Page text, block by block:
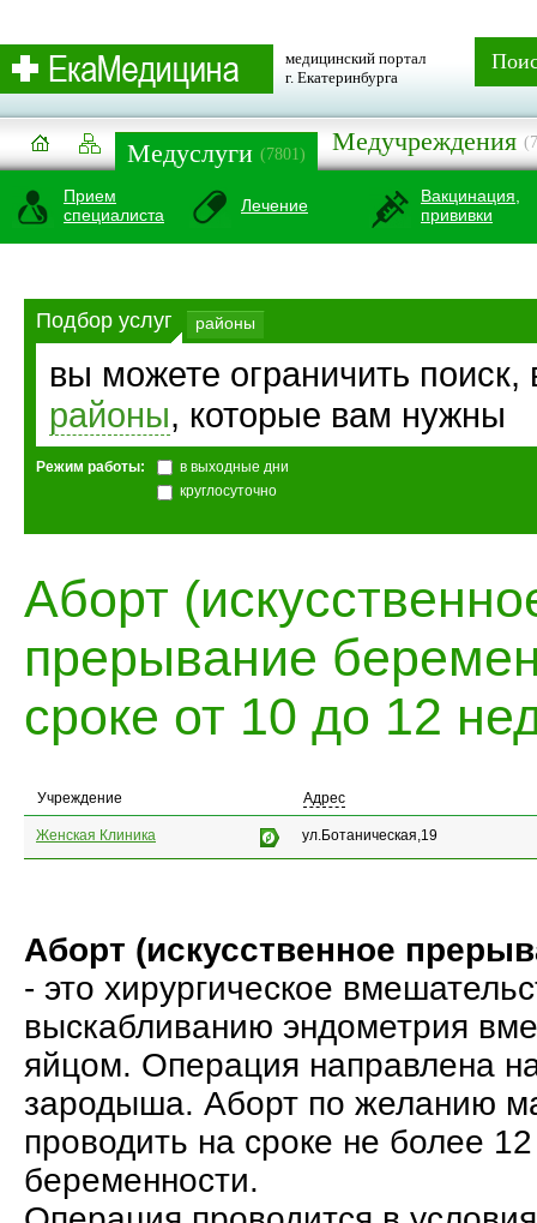
медицинский портал
г. Екатеринбурга
Медуслуги (7801) Медучреждения
Прием
специалиста
Лечение
Вакцинация,
прививки
Подбор услуг районы
вы можете ограничить
районы, которые вам нужны
Режим работы:
в выходные дни
круглосуточно
Аборт
прерывание
сроке от 10 до 12
Учреждение Адрес
Женская Клиника ул.Ботаническая,19
Аборт (искусственное
- это хирургическое
выскабливанию эндометрия
яйцом. Операция направлена
зародыша. Аборт по желанию
проводить на сроке не более
беременности.